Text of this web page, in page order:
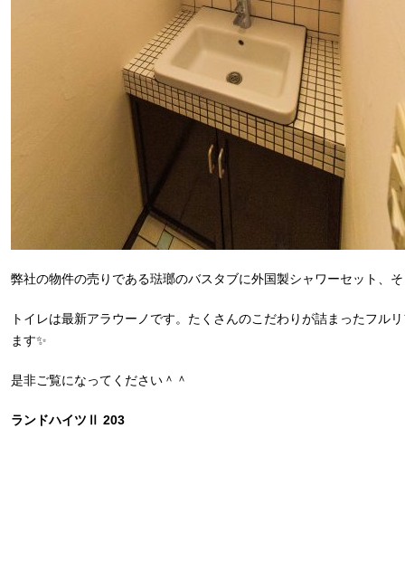
弊社の物件の売りである琺瑯のバスタブに外国製シャワーセット、
トイレは最新アラウーノです。たくさんのこだわりが詰まったフル
ます✨
是非ご覧になってください＾＾
ランドハイツⅡ 203